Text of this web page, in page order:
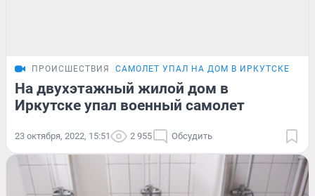
ПРОИСШЕСТВИЯ САМОЛЕТ УПАЛ НА ДОМ В ИРКУТСКЕ
На двухэтажный жилой дом в
Иркутске упал военный самолет
23 октября, 2022, 15:51 2 955 Обсудить